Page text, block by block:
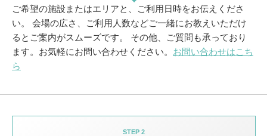
ご希望の施設またはエリアと、ご利用日時をお伝えくださ
い。
会場の広さ、ご利用人数などご一緒にお教えいただけ
るとご案内がスムーズです。
その他、ご質問も承っており
ます。お気軽にお問い合わせください。 お問い合わせはこち
ら
STEP 2